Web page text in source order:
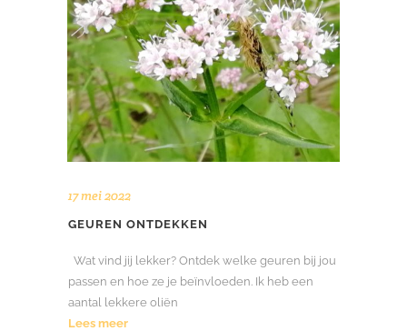
17 mei 2022
GEUREN ONTDEKKEN
Wat vind jij lekker? Ontdek welke geuren bij jou
passen en hoe ze je beïnvloeden. Ik heb een
aantal lekkere oliën
Lees meer